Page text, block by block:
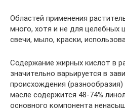
Областей применения
много, хотя и не для целебных
свечи, мыло, краски,
Содержание жирных кислот в
значительно варьируется в
происхождения
масле содержится 48-74%
основного компонента